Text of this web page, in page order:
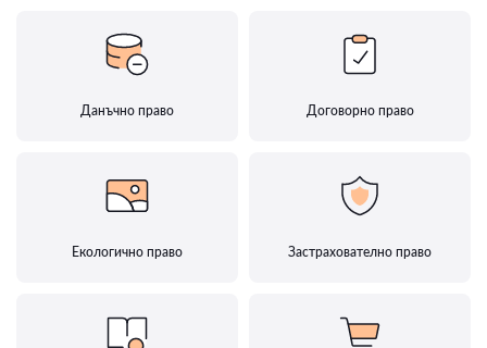
Данъчно право Договорно право
Екологично право Застрахователно право